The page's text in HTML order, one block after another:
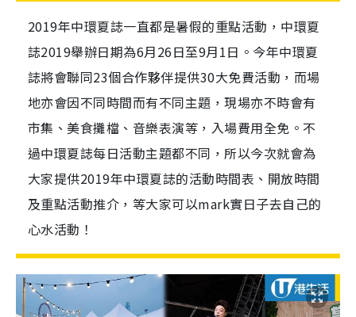
2019年中環夏誌一直都是暑假的重點活動，中環夏
誌2019舉辦日期為6月26日至9月1日。今年中環夏
誌將會聯同23個合作夥伴提供30大免費活動，而場
地亦會因不同時間而有不同主題，現場亦不時會有
市集、美食攤檔、音樂表演等，入場費用全免。不
過中環夏誌每日活動主題都不同，所以今次就會為
大家提供2019年中環夏誌的活動時間表、開放時間
及重點活動推介，等大家可以mark實日子去自己的
心水活動！